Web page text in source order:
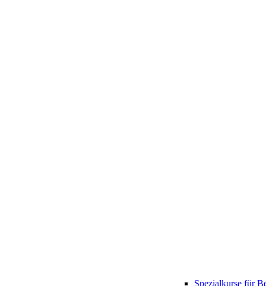
Spezialkurse für